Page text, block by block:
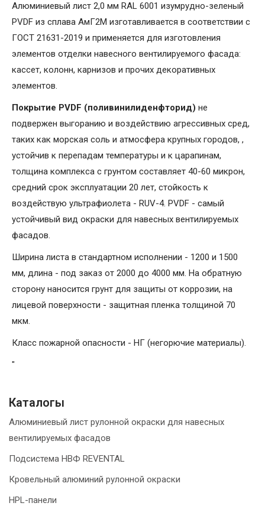
Алюминиевый лист 2,0 мм RAL 6001 изумрудно-зеленый
PVDF из сплава АмГ2М изготавливается в соответствии с
ГОСТ 21631-2019 и применяется для изготовления
элементов отделки навесного вентилируемого фасада:
кассет, колонн, карнизов и прочих декоративных
элементов.
Покрытие PVDF (поливинилиденфторид) не
подвержен выгоранию и воздействию агрессивных сред,
таких как морская соль и атмосфера крупных городов, ,
устойчив к перепадам температуры и к царапинам,
толщина комплекса с грунтом составляет 40-60 микрон,
средний срок эксплуатации 20 лет, стойкость к
воздействую ультрафиолета - RUV-4. PVDF - самый
устойчивый вид окраски для навесных вентилируемых
фасадов.
Ширина листа в стандартном исполнении - 1200 и 1500
мм, длина - под заказ от 2000 до 4000 мм. На обратную
сторону наносится грунт для защиты от коррозии, на
лицевой поверхности - защитная пленка толщиной 70
мкм.
Класс пожарной опасности - НГ (негорючие материалы).
"
Каталогы
Алюминиевый лист рулонной окраски для навесных
вентилируемых фасадов
Подсистема НВФ REVENTAL
Кровельный алюминий рулонной окраски
HPL-панели